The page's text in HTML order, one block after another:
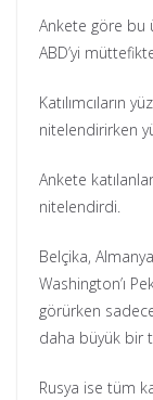
Ankete göre bu
ABD’yi
Katılımcıların
nitelendirirken
Ankete
nitelendirdi.
Belçika,
Washington’ı
görürken sadece
daha büyük bir
Rusya ise tüm